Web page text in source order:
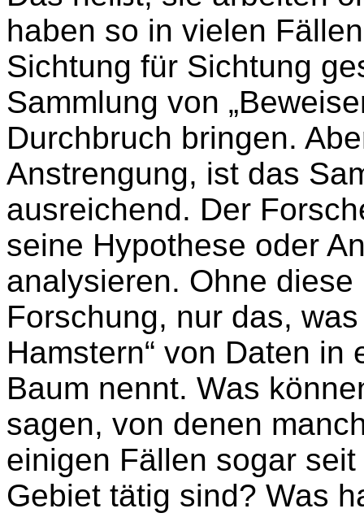
haben so in vielen
Sichtung für Sichtung
Sammlung von
Durchbruch bringen.
Anstrengung, ist das
ausreichend. Der
seine Hypothese oder
analysieren. Ohne
Forschung, nur das,
Hamstern“ von Daten
Baum nennt. Was
sagen, von denen
einigen Fällen sogar
Gebiet tätig sind? Was